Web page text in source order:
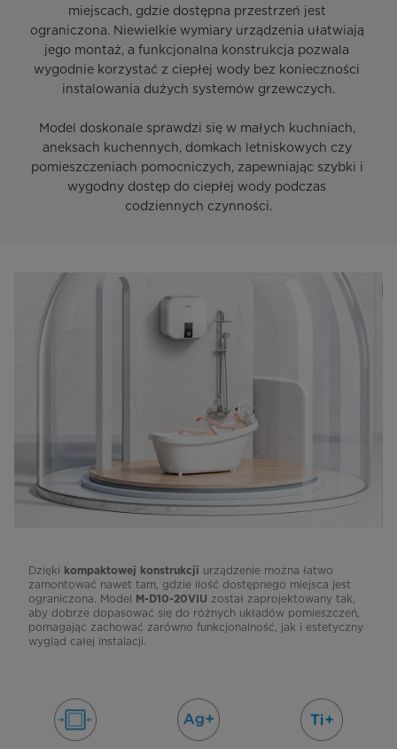
miejscach, gdzie dostępna przestrzeń jest
ograniczona. Niewielkie wymiary urządzenia ułatwiają
jego montaż, a funkcjonalna konstrukcja pozwala
wygodnie korzystać z ciepłej wody bez konieczności
instalowania dużych systemów grzewczych.
Model doskonale sprawdzi się w małych kuchniach,
aneksach kuchennych, domkach letniskowych czy
pomieszczeniach pomocniczych, zapewniając szybki i
wygodny dostęp do ciepłej wody podczas
codziennych czynności.
Dzięki kompaktowej konstrukcji urządzenie można łatwo
zamontować nawet tam, gdzie ilość dostępnego miejsca jest
ograniczona. Model
M-D10-20VIU został zaprojektowany tak,
aby dobrze dopasować się do różnych układów pomieszczeń,
pomagając zachować zarówno funkcjonalność, jak i estetyczny
wygląd całej instalacji.